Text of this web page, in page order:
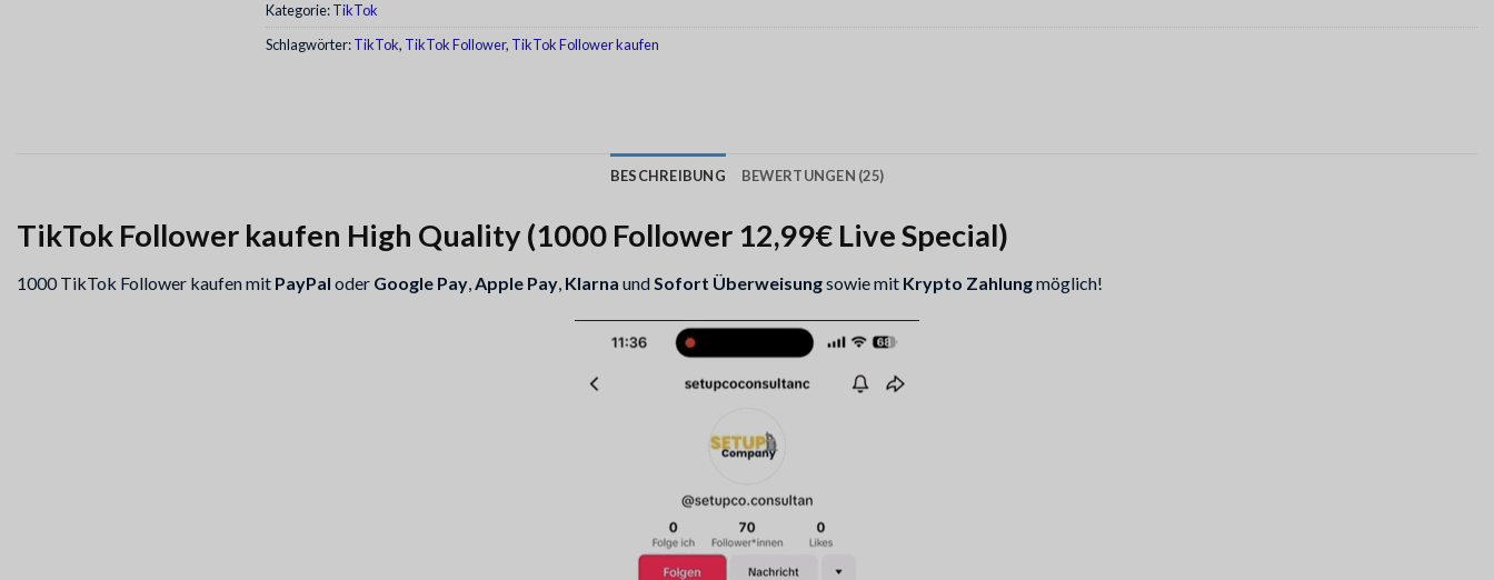
Kategorie:TikTok
Schlagwörter:TikTok, TikTok Follower, TikTok Follower kaufen
BESCHREIBUNG BEWERTUNGEN (25)
TikTok Follower kaufen High Quality (1000 Follower 12,99€ Live Special)
1000 TikTok Follower kaufen mit PayPal oder Google Pay,Apple Pay, Klarna undSofort Überweisungsowie mit Krypto Zahlungmöglich!